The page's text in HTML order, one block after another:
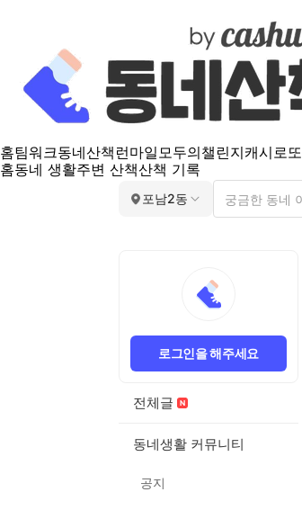
홈팀워크동네산책 런마일모두의챌린지캐시로또
홈동네 생활주변 산책산책 기록
포남2동
로그인을 해주세요
전체글
동네생활 커뮤니티
공지